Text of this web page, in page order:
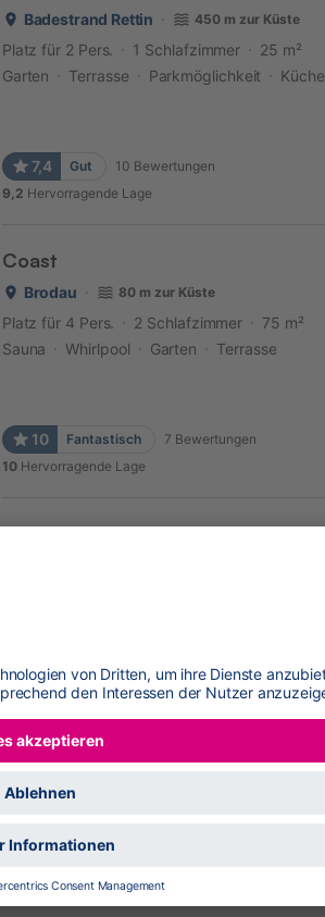
Badestrand Rettin 450 m zur Küste
Platz für 2 Pers. 1 Schlafzimmer
25 m²
Garten
Terrasse Parkmöglichkeit Küche
7,4 Gut 10 Bewertungen
9,2 Hervorragende Lage
Coast
Brodau 80 m zur Küste
Platz für 4 Pers. 2 Schlafzimmer
75 m²
Sauna
Whirlpool Garten Terrasse
10 Fantastisch 7 Bewertungen
10 Hervorragende Lage
Instenweg 14 Fischhus
10 Hervorragende Lage
Cozy Up Strandsuite
Brodau
Sauna
Balkon Parkmöglichkeit